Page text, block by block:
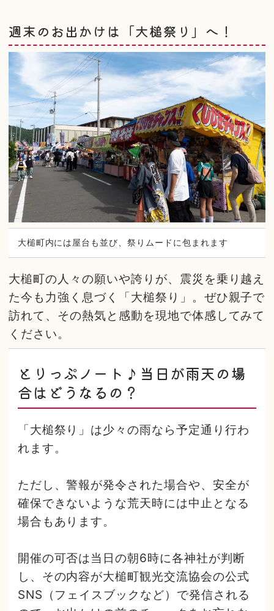
週末のお出かけは「大槌祭り」へ！
大槌町内には屋台も並び、祭りムードに包まれます
大槌町の人々の願いや誇りが、震災を乗り越え
た今も力強く息づく「大槌祭り」。ぜひ親子で
訪れて、その熱気と感動を現地で体感してみて
ください。
とりっぷノート♪当日が雨天の場
合はどうなるの？
「大槌祭り」は少々の雨なら予定通り行わ
れます。
ただし、警報が発令された場合や、安全が
確保できないような荒天時には中止となる
場合もあります。
開催の可否は当日の朝6時に各神社が判断
し、その内容が大槌町観光交流協会の公式
SNS（フェイスブックなど）で発信される